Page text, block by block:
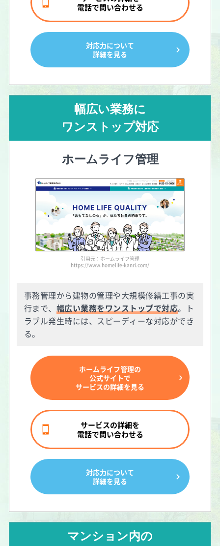
幅広い業務に
ワンストップ対応
ホームライフ管理
引用元：ホームライフ管理
https://www.homelife-kanri.com/
事務管理から建物の管理や大規模修繕工事の実
行まで、 幅広い業務をワンストップで対応。ト
ラブル発生時には、スピーディーな対応ができ
る。
ホームライフ管理の
公式サイトで
サービスの詳細を見る
サービスの詳細を
電話で問い合わせる
対応力について
詳細を見る
電話で問い合わせる
対応力について
詳細を見る
マンション内の